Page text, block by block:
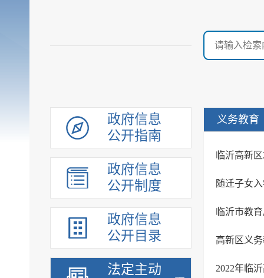
政府信息
公开指南
政府信息
公开制度
政府信息
公开目录
法定主动
义务教育
临沂高新
随迁子女
临沂市教
高新区义
2022年临